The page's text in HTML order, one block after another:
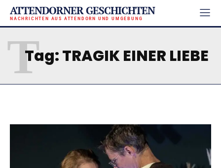
ATTENDORNER GESCHICHTEN
NACHRICHTEN AUS ATTENDORN UND UMGEBUNG
Tag:TRAGIK EINER LIEBE
T